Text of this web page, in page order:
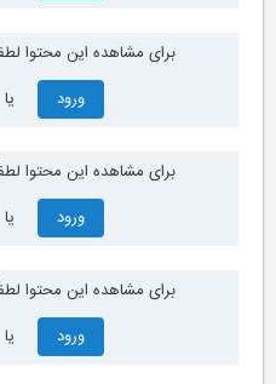
برای مشاهده این محتوا لطفاً
ورود
برای مشاهده این محتوا لطفاً
ورود
برای مشاهده این محتوا لطفاً
ورود